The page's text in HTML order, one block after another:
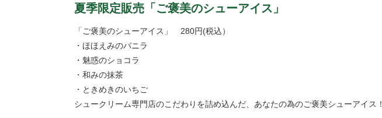
夏季限定販売「ご褒美のシューアイス」
「ご褒美のシューアイス」 280円(税込）
・ほほえみのバニラ
・魅惑のショコラ
・和みの抹茶
・ときめきのいちご
シュークリーム専門店のこだわりを詰め込んだ、あなたの為のご褒美シューアイス！